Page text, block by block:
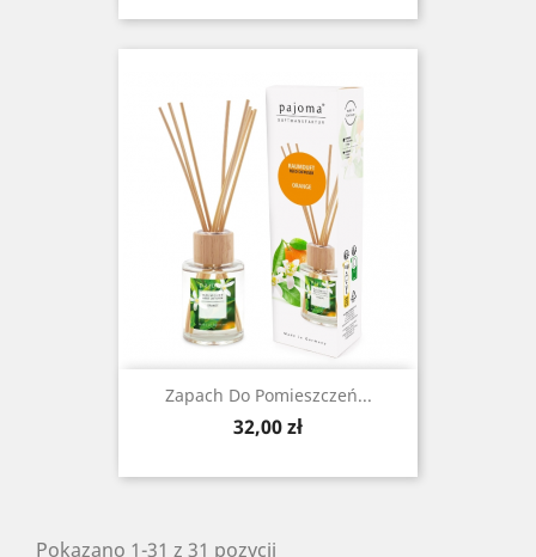
Zapach Do Pomieszczeń...
Cena
32,00 zł
Pokazano 1-31 z 31 pozycji